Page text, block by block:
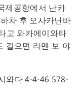
제공항에서 난카
차 후 오사카난바
고 와카에이와타
걸으면 라멘 보 야
와다 4-4-46 578-